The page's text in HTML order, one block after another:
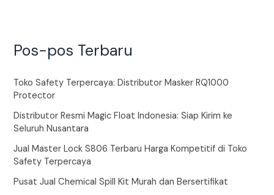
Pos-pos Terbaru
Toko Safety Terpercaya: Distributor Masker RQ1000
Protector
Distributor Resmi Magic Float Indonesia: Siap Kirim ke
Seluruh Nusantara
Jual Master Lock S806 Terbaru Harga Kompetitif di Toko
Safety Terpercaya
Pusat Jual Chemical Spill Kit Murah dan Bersertifikat